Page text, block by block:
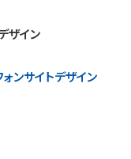
ザイン
ォンサイトデザイン